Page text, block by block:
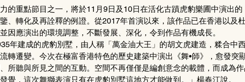
的重點節目之一，將於11月9日及10日在活化古蹟虎豹樂圃中演出的
、轉化及再詮釋的例證。從2017年首演以來，該作品已在香港以及
因應演出的環境調整，不斷發展、深化，令到作品有機成長。
年建成的虎豹別墅，由人稱「萬金油大王」的胡文虎建造，糅合中
轉遷變。今次在極富香港特色的歷史建築中演出《舞•師》，愈發突
所聽與所見之間的互動。空間不再僅僅是編創意念的載體，而成為
覺，這次舞獅表演只有在虎豹別墅這地方才能做到。」楊春江說。